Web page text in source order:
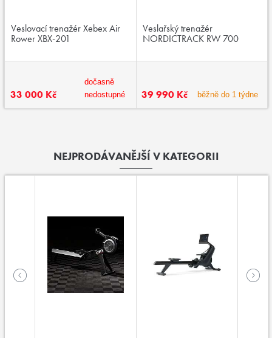
Veslovací trenažér Xebex Air
Rower XBX-201
33 000 Kč
dočasně
nedostupné
Veslařský trenažér
NORDICTRACK RW 700
39 990 Kč běžně do 1 týdne
NEJPRODÁVANĚJŠÍ V KATEGORII